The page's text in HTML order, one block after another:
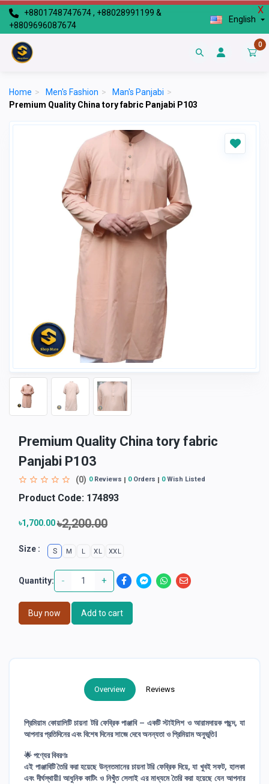
X
+8801748747674 , +88028991199 &
+8809696087674
English
0
Home > Men's Fashion > Man's Panjabi >
Premium Quality China tory fabric Panjabi P103
Premium Quality China tory fabric
Panjabi P103
(0) 0Reviews 0Orders 0Wish Listed
Product Code: 174893
৳1,700.00৳2,200.00
Size : S M L XL XXL
Quantity: - +
Buy now Add to cart
Overview Reviews
প্রিমিয়াম কোয়ালিটি চায়না টরি ফেব্রিক পাঞ্জাবি – একটি স্টাইলিশ ও আরামদায়ক পছন্দ, যা
আপনার প্রতিদিনের এবং বিশেষ দিনের সাজে দেবে অনন্যতা ও প্রিমিয়াম অনুভূতি।
🌟 পণ্যের বিবরণঃ
এই পাঞ্জাবিটি তৈরি করা হয়েছে উন্নতমানের চায়না টরি ফেব্রিকদিয়ে, যা খুবই সফট, হালকা
এবং দীর্ঘস্থায়ী। আধুনিক কাটিং ও নিখুঁত সেলাই এর মাধ্যমে তৈরি করা হয়েছে যেন আপনার